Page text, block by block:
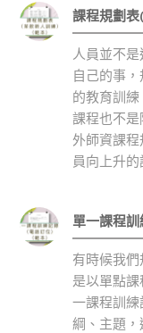
課程規劃
人員並不
自己的事
的教育訓
課程也不
外師資課
員向上升的
單一課程
有時候我
是以單點
一課程訓
綱、主題